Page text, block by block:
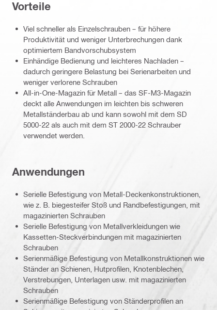
Vorteile
Viel schneller als Einzelschrauben – für höhere
Produktivität und weniger Unterbrechungen dank
optimiertem Bandvorschubsystem
Einhändige Bedienung und leichteres Nachladen –
dadurch geringere Belastung bei Serienarbeiten und
weniger verlorene Schrauben
All-in-One-Magazin für Metall – das SF-M3-Magazin
deckt alle Anwendungen im leichten bis schweren
Metallständerbau ab und kann sowohl mit dem SD
5000-22 als auch mit dem ST 2000-22 Schrauber
verwendet werden.
Anwendungen
Serielle Befestigung von Metall-Deckenkonstruktionen,
wie z. B. biegesteifer Stoß und Randbefestigungen, mit
magazinierten Schrauben
Serielle Befestigung von Metallverkleidungen wie
Kassetten-Steckverbindungen mit magazinierten
Schrauben
Serienmäßige Befestigung von Metallkonstruktionen wie
Ständer an Schienen, Hutprofilen, Knotenblechen,
Verstrebungen, Unterlagen usw. mit magazinierten
Schrauben
Serienmäßige Befestigung von Ständerprofilen an